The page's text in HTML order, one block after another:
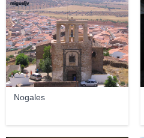
Nogales
migueljv